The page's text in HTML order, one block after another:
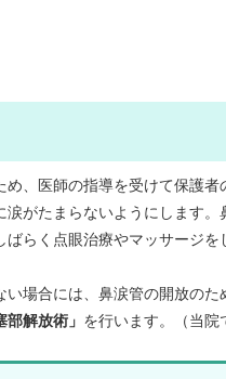
、医師の指導を受けて保護者
涙がたまらないようにします。
らく点眼治療やマッサージを
場合には、鼻涙管の開放のた
部解放術」 を行います。（当院